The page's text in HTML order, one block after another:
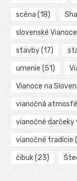
scéna (18)
slovenské Vianoce
stavby(17)
umenie (51)
Vianoce na
vianočná
vianočné darčeky
vianočné tradície
čibuk(23)